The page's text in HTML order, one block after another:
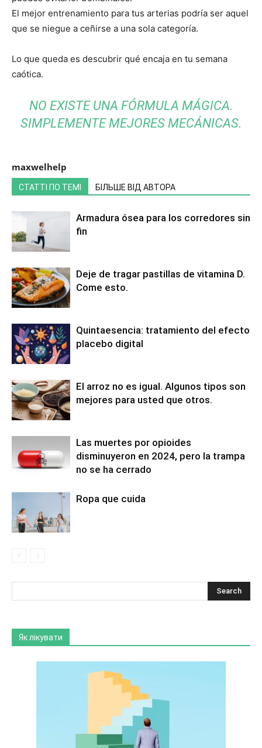
El mejor entrenamiento para tus arterias podría ser aquel
que se niegue a ceñirse a una sola categoría.
Lo que queda es descubrir qué encaja en tu semana
caótica.
NO EXISTE UNA FÓRMULA MÁGICA.
SIMPLEMENTE MEJORES MECÁNICAS.
maxwelhelp
СТАТТІ ПО ТЕМІ БІЛЬШЕ ВІД АВТОРА
Armadura ósea para los corredores sin
fin
Deje de tragar pastillas de vitamina D.
Come esto.
Quintaesencia: tratamiento del efecto
placebo digital
El arroz no es igual. Algunos tipos son
mejores para usted que otros.
Las muertes por opioides
disminuyeron en 2024, pero la trampa
no se ha cerrado
Ropa que cuida
Як лікувати